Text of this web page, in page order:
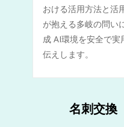
おける活用方法と活
が抱える多岐の問い
成 AI環境を安全で
伝えします。
名刺交換